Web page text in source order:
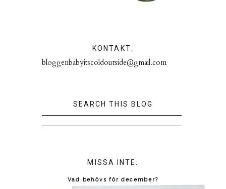
KONTAKT:
bloggenbabyitscoldoutside@gmail.com
SEARCH THIS BLOG
MISSA INTE:
Vad behövs för december?